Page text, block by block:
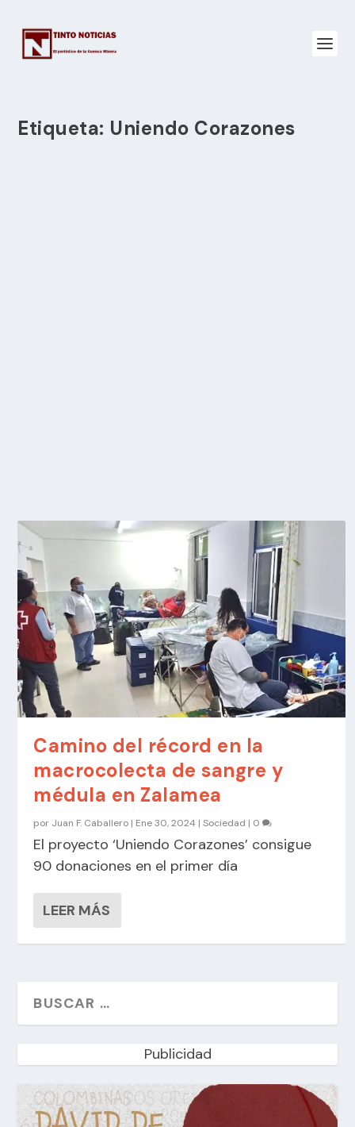
Etiqueta: Uniendo Corazones
Camino del récord en la
macrocolecta de sangre y
médula en Zalamea
por Juan F. Caballero | Ene 30, 2024 |Sociedad | 0
El proyecto ‘Uniendo Corazones’ consigue
90 donaciones en el primer día
LEER MÁS
Publicidad